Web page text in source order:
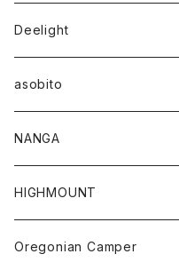
Deelight
asobito
NANGA
HIGHMOUNT
Oregonian Camper